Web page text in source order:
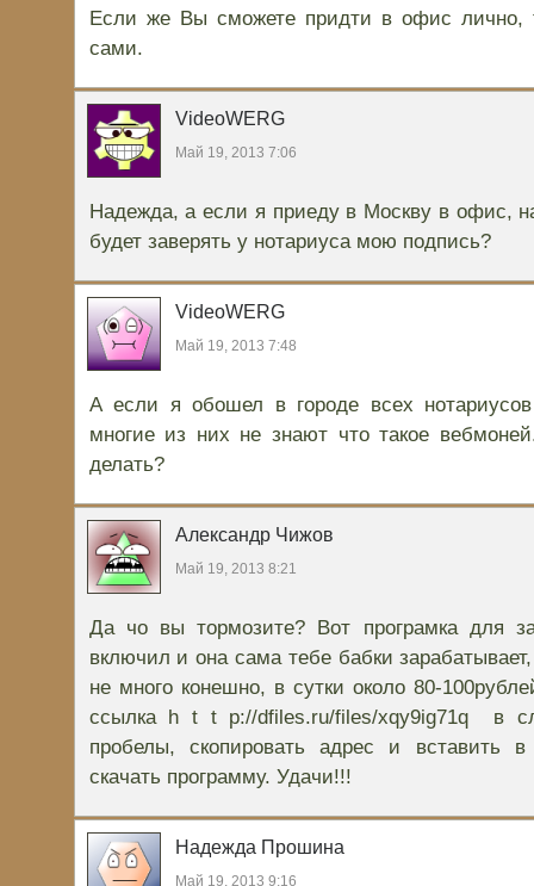
Если же Вы сможете придти в офис лично,
сами.
VideoWERG
Май 19, 2013 7:06
Надежда, а если я приеду в Москву в офис,
будет заверять у нотариуса мою подпись?
VideoWERG
Май 19, 2013 7:48
А если я обошел в городе всех
многие из них не знают что такое
делать?
Александр Чижов
Май 19, 2013 8:21
Да чо вы тормозите? Вот програмка для
включил и она сама тебе бабки
не много конешно, в сутки около 80-
ссылка h t t p://dfiles.ru/files/xqy9ig71q в
пробелы, скопировать адрес и вставить
скачать программу. Удачи!!!
Надежда Прошина
Май 19, 2013 9:16